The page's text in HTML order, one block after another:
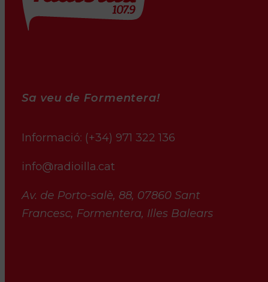
Sa veu de Formentera!
Informació: (+34) 971 322 136
info@radioilla.cat
Av. de Porto-salè, 88, 07860 Sant
Francesc, Formentera, Illes Balears